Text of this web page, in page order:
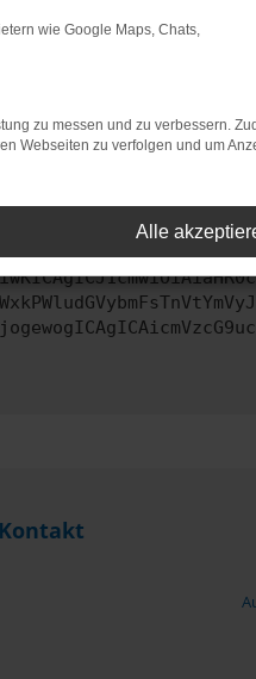
Seite in einem anderen
nicht mehr
zu beheben. Du kannst
wie Google Maps, Chats,
zu messen und zu verbessern.
Webseiten zu verfolgen und um
Alle